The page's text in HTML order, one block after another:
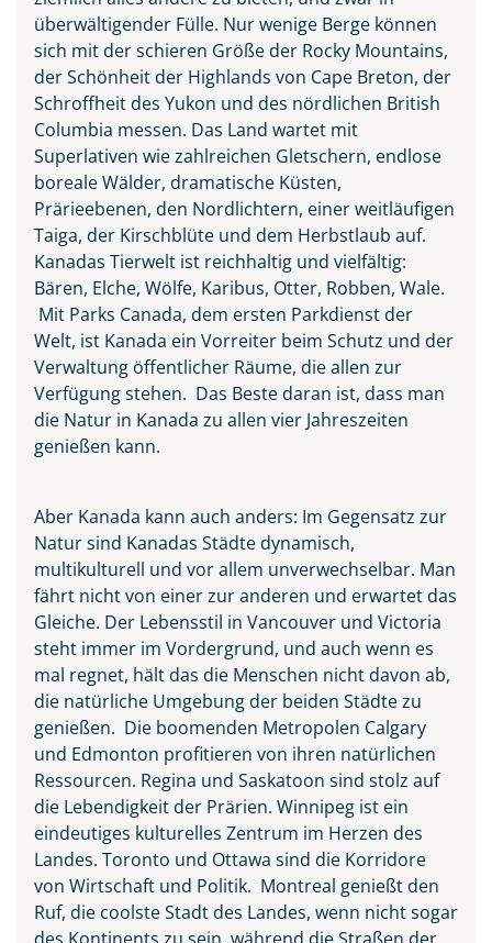
Waterton-Lakes-Nationalpark
in Kanada
© Biju - stock.adobe.com
überwältigender Fülle. Nur wenige Berge können
sich mit der schieren Größe der Rocky Mountains,
der Schönheit der Highlands von Cape Breton, der
Schroffheit des Yukon und des nördlichen British
Columbia messen. Das Land wartet mit
Superlativen wie zahlreichen Gletschern, endlose
boreale Wälder, dramatische Küsten,
Prärieebenen, den Nordlichtern, einer weitläufigen
Taiga, der Kirschblüte und dem Herbstlaub auf.
Kanadas Tierwelt ist reichhaltig und vielfältig:
Bären, Elche, Wölfe, Karibus, Otter, Robben, Wale.
Mit Parks Canada, dem ersten Parkdienst der
Welt, ist Kanada ein Vorreiter beim Schutz und der
Verwaltung öffentlicher Räume, die allen zur
Verfügung stehen. Das Beste daran ist, dass man
die Natur in Kanada zu allen vier Jahreszeiten
genießen kann.
Aber Kanada kann auch anders: Im Gegensatz zur
Natur sind Kanadas Städte dynamisch,
multikulturell und vor allem unverwechselbar. Man
fährt nicht von einer zur anderen und erwartet das
Gleiche. Der Lebensstil in Vancouver und Victoria
steht immer im Vordergrund, und auch wenn es
mal regnet, hält das die Menschen nicht davon ab,
die natürliche Umgebung der beiden Städte zu
genießen. Die boomenden Metropolen Calgary
und Edmonton profitieren von ihren natürlichen
Ressourcen. Regina und Saskatoon sind stolz auf
die Lebendigkeit der Prärien. Winnipeg ist ein
eindeutiges kulturelles Zentrum im Herzen des
Landes. Toronto und Ottawa sind die Korridore
von Wirtschaft und Politik. Montreal genießt den
Ruf, die coolste Stadt des Landes, wenn nicht sogar
des Kontinents zu sein, während die Straßen der